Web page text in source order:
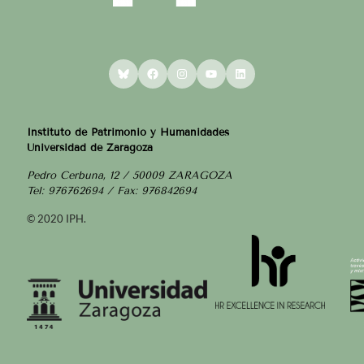
BlueskyFacebookInstagram
YouTubeLinkedIn
Instituto de Patrimonio y Humanidades
Universidad de Zaragoza
Pedro Cerbuna, 12 / 50009 ZARAGOZA
Tel: 976762694 / Fax: 976842694
© 2020 IPH.